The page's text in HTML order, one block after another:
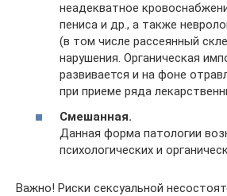
неадекватное
пениса и др., а также
(в том числе рассеянный
нарушения. Органическая
развивается и на фоне
при приеме ряда
Смешанная.
Данная форма патологии
психологических и
Важно! Риски сексуальной